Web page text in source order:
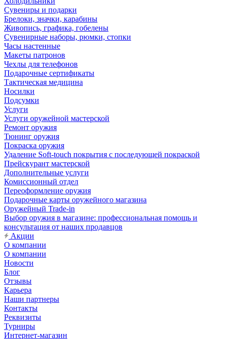
Сувениры и подарки
Брелоки, значки, карабины
Живопись, графика, гобелены
Сувенирные наборы, рюмки, стопки
Часы настенные
Макеты патронов
Чехлы для телефонов
Подарочные сертификаты
Тактическая медицина
Носилки
Подсумки
Услуги
Услуги оружейной мастерской
Ремонт оружия
Тюнинг оружия
Покраска оружия
Удаление Soft-touch покрытия с последующей покраской
Прейскурант мастерской
Дополнительные услуги
Комиссионный отдел
Переоформление оружия
Подарочные карты оружейного магазина
Оружейный Trade-in
Выбор оружия в магазине: профессиональная помощь и
консультация от наших продавцов
Акции
О компании
О компании
Новости
Блог
Отзывы
Карьера
Наши партнеры
Контакты
Реквизиты
Турниры
Интернет-магазин